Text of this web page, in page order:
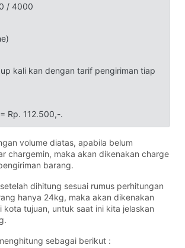
/ 4000
kali kan dengan tarif pengiriman tiap
Rp. 112.500,-.
volume diatas, apabila belum
chargemin, maka akan dikenakan charge
barang.
dihitung sesuai rumus perhitungan
hanya 24kg, maka akan dikenakan
kota tujuan, untuk saat ini kita jelaskan
sebagai berikut :